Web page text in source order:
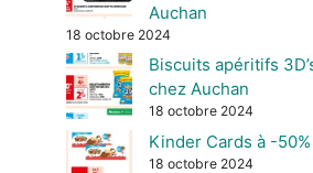
Auchan
18 octobre 2024
Biscuits apéritifs
chez Auchan
18 octobre 2024
Kinder Cards à -
18 octobre 2024